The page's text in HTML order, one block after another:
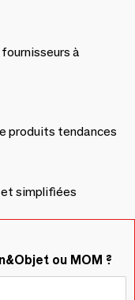
à
produits tendances
simplifiées
ou MOM ?